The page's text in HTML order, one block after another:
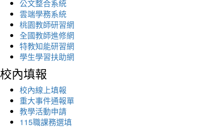
公文整合系統
雲端學務系統
桃園教師研習網
全國教師進修網
特教知能研習網
學生學習扶助網
校內填報
校內線上填報
重大事件通報單
教學活動申請
115職課務選填